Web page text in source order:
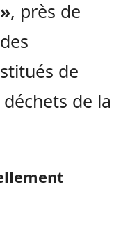
, près de
de
de la